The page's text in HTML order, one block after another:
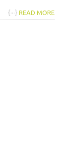
{···} READ MORE